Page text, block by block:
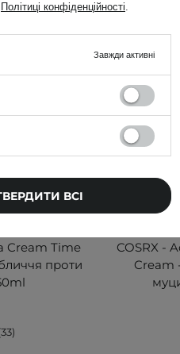
Cream Time
проти
33
COSRX -
Cream
Політиці конфіденційності.
Завжди активні
ВСІ